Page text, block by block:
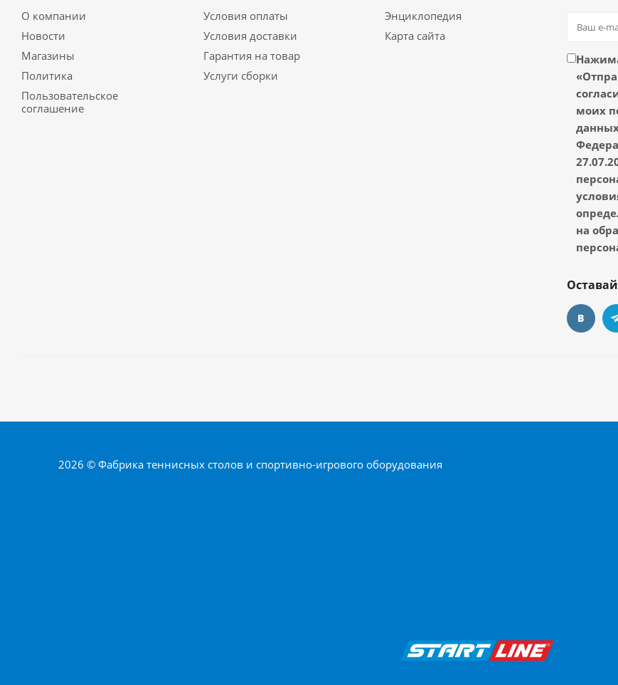
О компании
Новости
Магазины
Политика
Пользовательское
соглашение
Условия оплаты
Условия доставки
Гарантия на товар
Услуги сборки
Энциклопедия
Карта сайта
моих
на
2026 © Фабрика теннисных столов и спортивно-игрового оборудования